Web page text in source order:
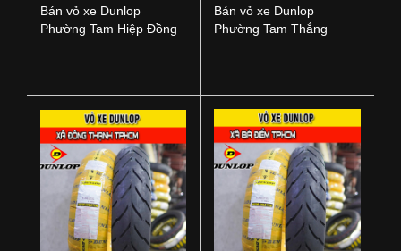
Bán vỏ xe Dunlop
Phường Tam Hiệp Đồng
Bán vỏ xe Dunlop
Phường Tam Thắng